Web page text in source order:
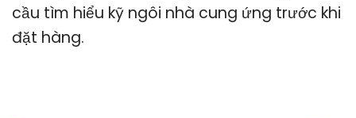
cầu tìm hiểu kỹ ngôi nhà cung ứng trước khi
đặt hàng.